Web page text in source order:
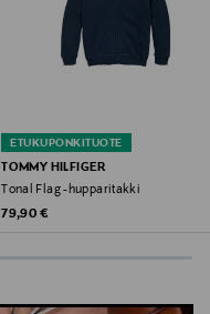
ETUKUPONKITUOTE
TOMMY HILFIGER
Tonal Flag -hupparitakki
Original Price
79,90 €